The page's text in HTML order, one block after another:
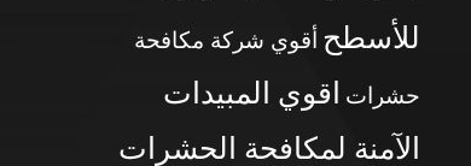
للأسطح أقوي شركة مكافحة
حشرات
اقوي المبيدات
الآمنة لمكافحة الحشرات